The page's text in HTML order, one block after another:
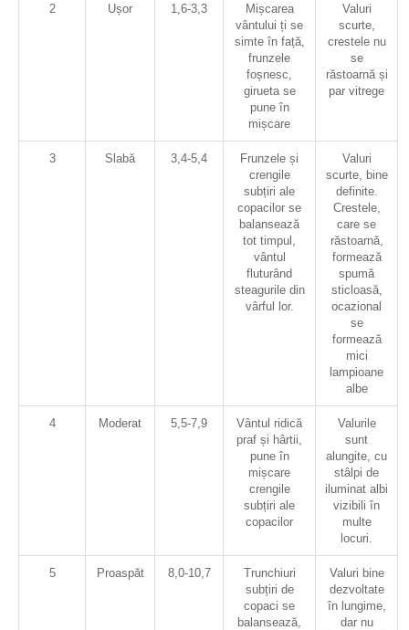
2 Ușor 1,6-3,3
Mișcarea
vântului ți se
simte în față,
frunzele
foșnesc,
girueta se
pune în
mișcare
Valuri
scurte,
crestele nu
se
răstoarnă și
par vitrege
3 Slabă 3,4-5,4
Frunzele și
crengile
subțiri ale
copacilor se
balansează
tot timpul,
vântul
fluturând
steagurile din
vârful lor.
Valuri
scurte, bine
definite.
Crestele,
care se
răstoarnă,
formează
spumă
sticloasă,
ocazional
se
formează
mici
lampioane
albe
4 Moderat 5,5-7,9
Vântul ridică
praf și hârtii,
pune în
mișcare
crengile
subțiri ale
copacilor
Valurile
sunt
alungite, cu
stâlpi de
iluminat albi
vizibili în
multe
locuri.
5 Proaspăt 8,0-10,7
Trunchiuri
subțiri de
copaci se
balansează,
Valuri bine
dezvoltate
în lungime,
dar nu